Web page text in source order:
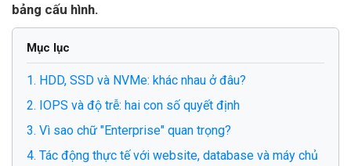
bảng cấu hình.
Mục lục
1. HDD, SSD và NVMe: khác nhau ở đâu?
2. IOPS và độ trễ: hai con số quyết định
3. Vì sao chữ "Enterprise" quan trọng?
4. Tác động thực tế với website, database và máy chủ